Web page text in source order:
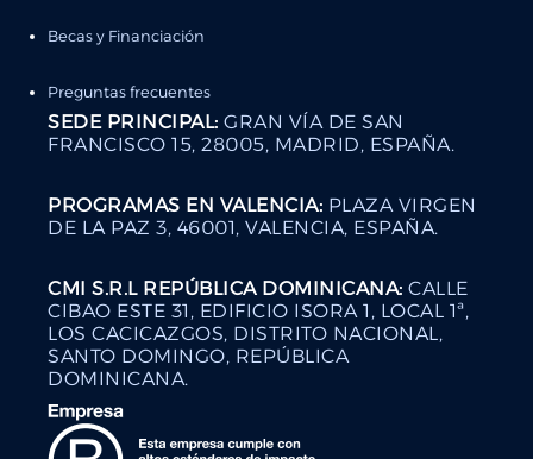
Becas y Financiación
Preguntas frecuentes
SEDE PRINCIPAL: GRAN VÍA DE SAN
FRANCISCO 15, 28005, MADRID, ESPAÑA.
PROGRAMAS EN VALENCIA: PLAZA VIRGEN
DE LA PAZ 3, 46001, VALENCIA, ESPAÑA.
CMI S.R.L REPÚBLICA DOMINICANA: CALLE
CIBAO ESTE 31, EDIFICIO ISORA 1, LOCAL 1ª,
LOS CACICAZGOS, DISTRITO NACIONAL,
SANTO DOMINGO, REPÚBLICA
DOMINICANA.